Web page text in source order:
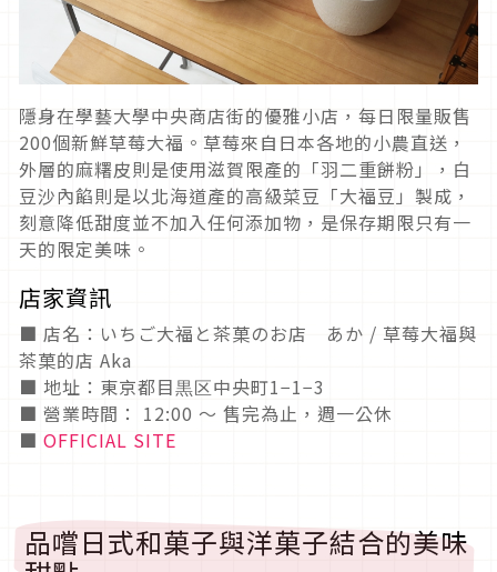
隱身在學藝大學中央商店街的優雅小店，每日限量販售
200個新鮮草莓大福。草莓來自日本各地的小農直送，
外層的麻糬皮則是使用滋賀限產的「羽二重餅粉」，白
豆沙內餡則是以北海道產的高級菜豆「大福豆」製成，
刻意降低甜度並不加入任何添加物，是保存期限只有一
天的限定美味。
店家資訊
■ 店名：いちご大福と茶菓のお店 あか / 草莓大福與
茶菓的店 Aka
■ 地址：東京都目黒区中央町1−1−3
■ 營業時間： 12:00 〜 售完為止，週一公休
■ OFFICIAL SITE
品嚐日式和菓子與洋菓子結合的美味